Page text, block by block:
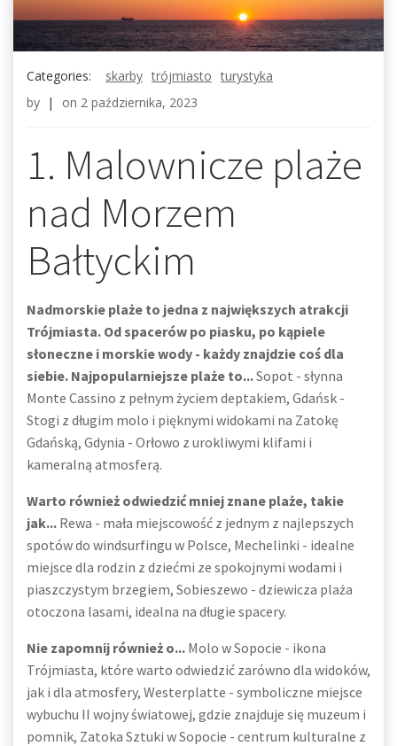
Categories: skarby trójmiasto turystyka
by | on 2 października, 2023
1. Malownicze plaże
nad Morzem
Bałtyckim
Nadmorskie plaże to jedna z największych atrakcji
Trójmiasta. Od spacerów po piasku, po kąpiele
słoneczne i morskie wody - każdy znajdzie coś dla
siebie. Najpopularniejsze plaże to...Sopot - słynna
Monte Cassino z pełnym życiem deptakiem, Gdańsk -
Stogi z długim molo i pięknymi widokami na Zatokę
Gdańską, Gdynia - Orłowo z urokliwymi klifami i
kameralną atmosferą.
Warto również odwiedzić mniej znane plaże, takie
jak... Rewa - mała miejscowość z jednym z najlepszych
spotów do windsurfingu w Polsce, Mechelinki - idealne
miejsce dla rodzin z dziećmi ze spokojnymi wodami i
piaszczystym brzegiem, Sobieszewo - dziewicza plaża
otoczona lasami, idealna na długie spacery.
Nie zapomnij również o... Molo w Sopocie - ikona
Trójmiasta, które warto odwiedzić zarówno dla widoków,
jak i dla atmosfery, Westerplatte - symboliczne miejsce
wybuchu II wojny światowej, gdzie znajduje się muzeum i
pomnik, Zatoka Sztuki w Sopocie - centrum kulturalne z